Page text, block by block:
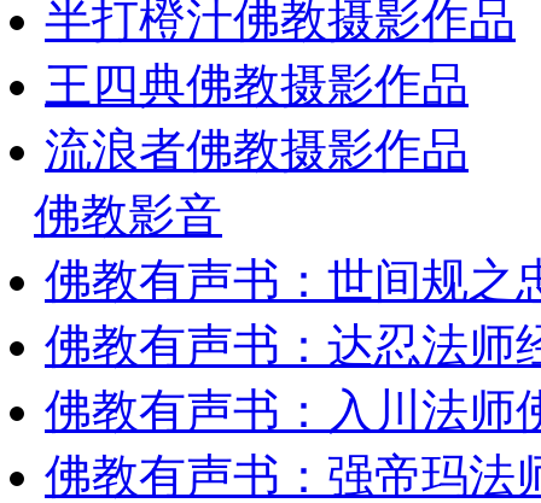
半打橙汁佛教摄影作品
王四典佛教摄影作品
流浪者佛教摄影作品
佛教影音
佛教有声书：世间规
佛教有声书：达忍法师
佛教有声书：入川法师
佛教有声书：强帝玛法